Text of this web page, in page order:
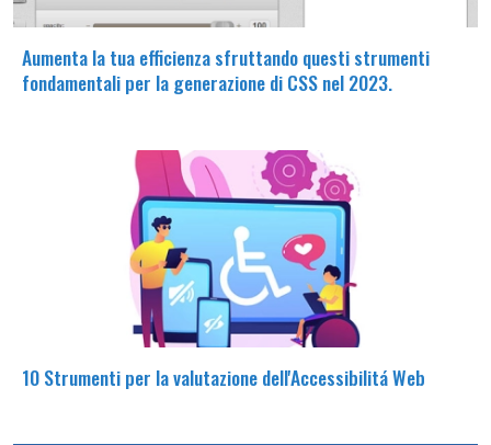
Aumenta la tua efficienza sfruttando questi strumenti
fondamentali per la generazione di CSS nel 2023.
10 Strumenti per la valutazione dell'Accessibilitá Web